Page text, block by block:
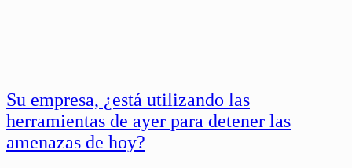
Su empresa, ¿está utilizando las
herramientas de ayer para detener las
amenazas de hoy?